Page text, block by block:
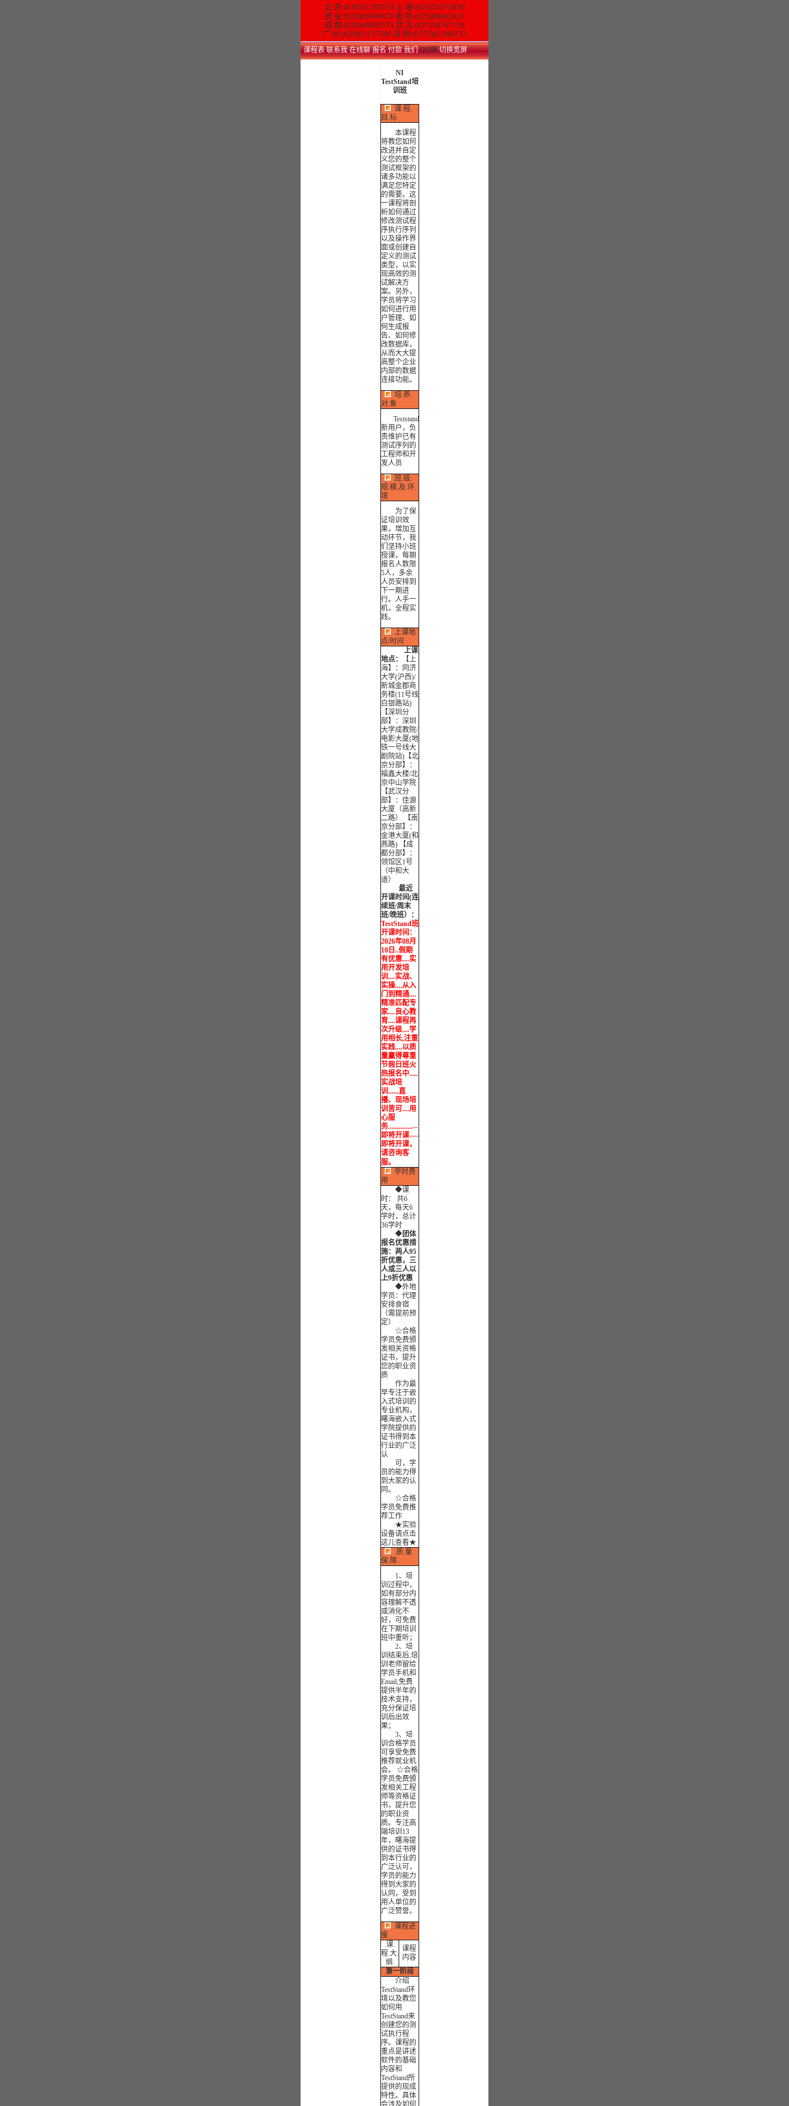
北 京:(010)51292078
上 海:(021)51875830
西 安:(029)86699670 南 京:(025)68662821
成 都:(028)68802075 武 汉:(027)50767718
广 州:(020)61137349 深 圳:(0755)61280252
课程表 联系我 在线聊 报名 付款 我们 QQ聊切换宽屏
NI
TestStand培
训班
课.程.
目.标
本课程
将教您如何
改进并自定
义您的整个
测试框架的
诸多功能以
满足您特定
的需要。这
一课程将剖
析如何通过
修改测试程
序执行序列
以及操作界
面或创建自
定义的测试
类型，以实
现高效的测
试解决方
案。另外，
学员将学习
如何进行用
户管理、如
何生成报
告、如何修
改数据库，
从而大大提
高整个企业
内部的数据
连接功能。
培.养.
对.象
Teststand
新用户，负
责维护已有
测试序列的
工程师和开
发人员
班.级.
规.模.及.环.
境
为了保
证培训效
果，增加互
动环节，我
们坚持小班
授课，每期
报名人数限
5人，多余
人员安排到
下一期进
行。人手一
机，全程实
践。
上课地
点/时间
上课
地点：
【上
海】：同济
大学(沪西)/
新城金郡商
务楼(11号线
白银路站)
【深圳分
部】：深圳
大学成教院/
电影大厦(地
铁一号线大
剧院站)【北
京分部】：
福鑫大楼/北
京中山学院
【武汉分
部】：佳源
大厦（高新
二路） 【南
京分部】：
金港大厦(和
燕路) 【成
都分部】：
领馆区1号
（中和大
道）
最近
开课时间(连
续班/周末
班/晚班）：
TestStand班
开课时间：
2026年08月
10日..假期
有优惠....实
用开发培
训....实战、
实操....从入
门到精通....
精准匹配专
家....良心教
育....课程再
次升级....学
用相长,注重
实践....以质
量赢得尊重
节假日班火
热报名中.....
实战培
训......直
播、现场培
训皆可....用
心服
务..............--
即将开课----
即将开课，
请咨询客
服。
学时费
用
◆课
时： 共6
天，每天6
学时，总计
36学时
◆团体
报名优惠措
施：两人95
折优惠，三
人或三人以
上9折优惠
◆外地
学员：代理
安排食宿
（需提前预
定）
☆合格
学员免费颁
发相关资格
证书，提升
您的职业资
质
作为最
早专注于嵌
入式培训的
专业机构，
曙海嵌入式
学院提供的
证书得到本
行业的广泛
认
可，学
员的能力得
到大家的认
同 。
☆合格
学员免费推
荐工作
★实验
设备请点击
这儿查看★
.质.量.
保.障.
1、培
训过程中，
如有部分内
容理解不透
或消化不
好，可免费
在下期培训
班中重听；
2、培
训结束后,培
训老师留给
学员手机和
Email,免费
提供半年的
技术支持，
充分保证培
训后出效
果；
3、培
训合格学员
可享受免费
推荐就业机
会。 ☆合格
学员免费颁
发相关工程
师等资格证
书，提升您
的职业资
质。专注高
端培训13
年，曙海提
供的证书得
到本行业的
广泛认可，
学员的能力
得到大家的
认同，受到
用人单位的
广泛赞誉。
课程进
度
.课.
程.大.
纲.
课程
内容
第一阶段
介绍
TestStand环
境以及教您
如何用
TestStand来
创建您的测
试执行程
序。课程的
重点是讲述
软件的基础
内容和
TestStand所
提供的现成
特性。具体
会涉及如何